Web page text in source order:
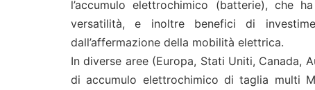
l’accumulo elettrochimico (batterie), che
versatilità, e inoltre benefici di
dall’affermazione della mobilità elettrica.
In diverse aree (Europa, Stati Uniti, Canada,
di accumulo elettrochimico di taglia multi